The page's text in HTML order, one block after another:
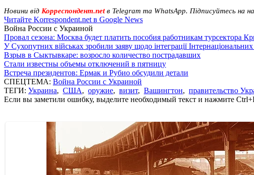
Новини від Корреспондент.netв Telegram та WhatsApp. Підписуйтесь на
Читайте Korrespondent.net в Google News
Война России с Украиной
Провал сезона: Москва будет платить пособия работникам турсектора
У Сухопутних військах зробили заяву щодо інтеграції Інтернаціональних
Взрыв в Сыктывкаре: возросло количество пострадавших
Стали известны объемы отключений в пятницу
Встреча президентов: Ермак и Рубио обсудили детали
СПЕЦТЕМА: Война России с Украиной
ТЕГИ: Украина, США, оружие, визит, Вашингтон, правительство
Если вы заметили ошибку, выделите необходимый текст и нажмите